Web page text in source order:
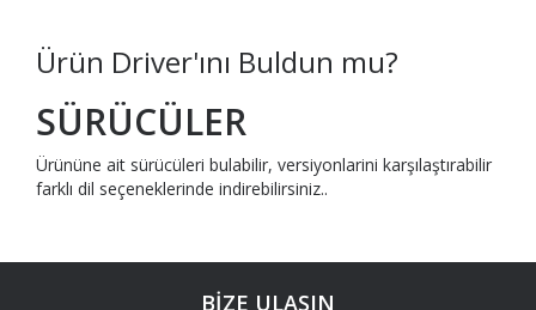
Ürün Driver'ını Buldun mu?
SÜRÜCÜLER
Ürününe ait sürücüleri bulabilir, versiyonlarini karşılaştırabilir
farklı dil seçeneklerinde indirebilirsiniz..
BİZE ULAŞIN